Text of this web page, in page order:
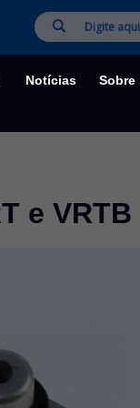
Notícias Sobre
e VRTB